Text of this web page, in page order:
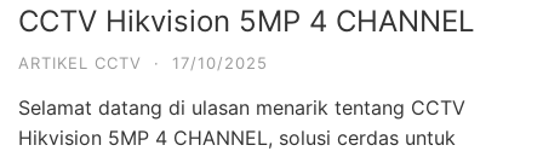
CCTV Hikvision 5MP 4 CHANNEL
ARTIKEL CCTV · 17/10/2025
Selamat datang di ulasan menarik tentang CCTV
Hikvision 5MP 4 CHANNEL, solusi cerdas untuk